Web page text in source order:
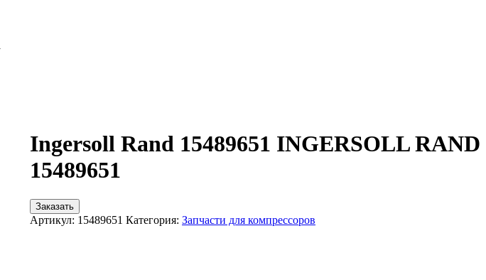
Ingersoll Rand 15489651 INGERSOLL RAND
15489651
Заказать
Артикул: 15489651 Категория: Запчасти для компрессоров